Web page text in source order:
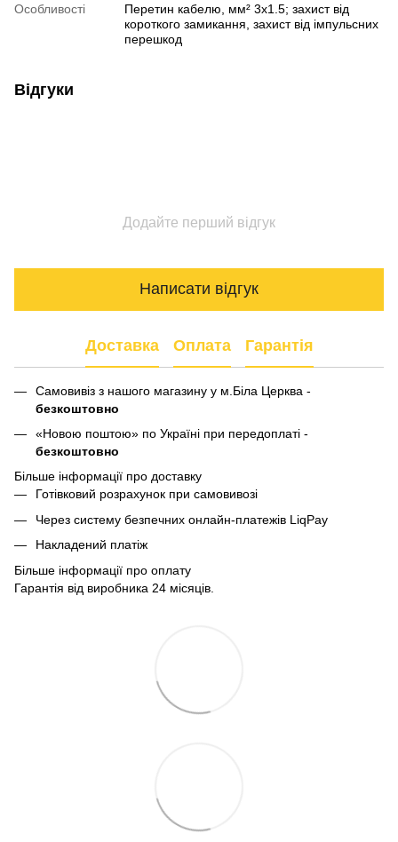
Особливості
Перетин кабелю, мм² 3х1.5; захист від
короткого замикання, захист від імпульсних
перешкод
Відгуки
Додайте перший відгук
Написати відгук
Доставка Оплата Гарантія
Самовивіз з нашого магазину у м.Біла Церква -
безкоштовно
«Новою поштою» по Україні при передоплаті -
безкоштовно
Більше інформації про доставку
Готівковий розрахунок при самовивозі
Через систему безпечних онлайн-платежів LiqPay
Накладений платіж
Більше інформації про оплату
Гарантія від виробника 24 місяців.